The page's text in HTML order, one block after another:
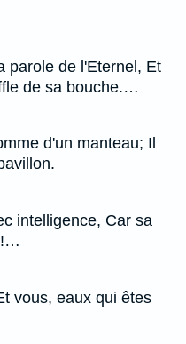
parole de l'Eternel, Et
de sa bouche.…
d'un manteau; Il
intelligence, Car sa
vous, eaux qui êtes